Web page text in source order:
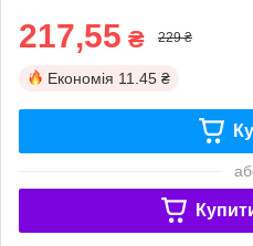
217,55 ₴ 229 ₴
Економія 11.45 ₴